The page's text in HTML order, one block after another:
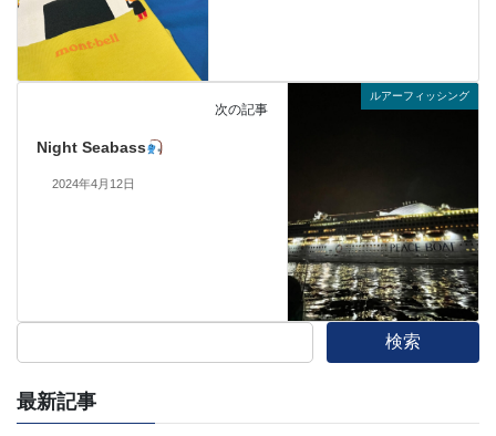
ルアーフィッシング
次の記事
Night Seabass
2024年4月12日
検索
最新記事